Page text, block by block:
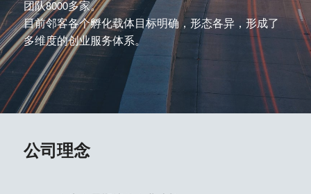
团队8000多家。
目前邻客各个孵化载体目标明确，形态各异，形成了
多维度的创业服务体系。
公司理念